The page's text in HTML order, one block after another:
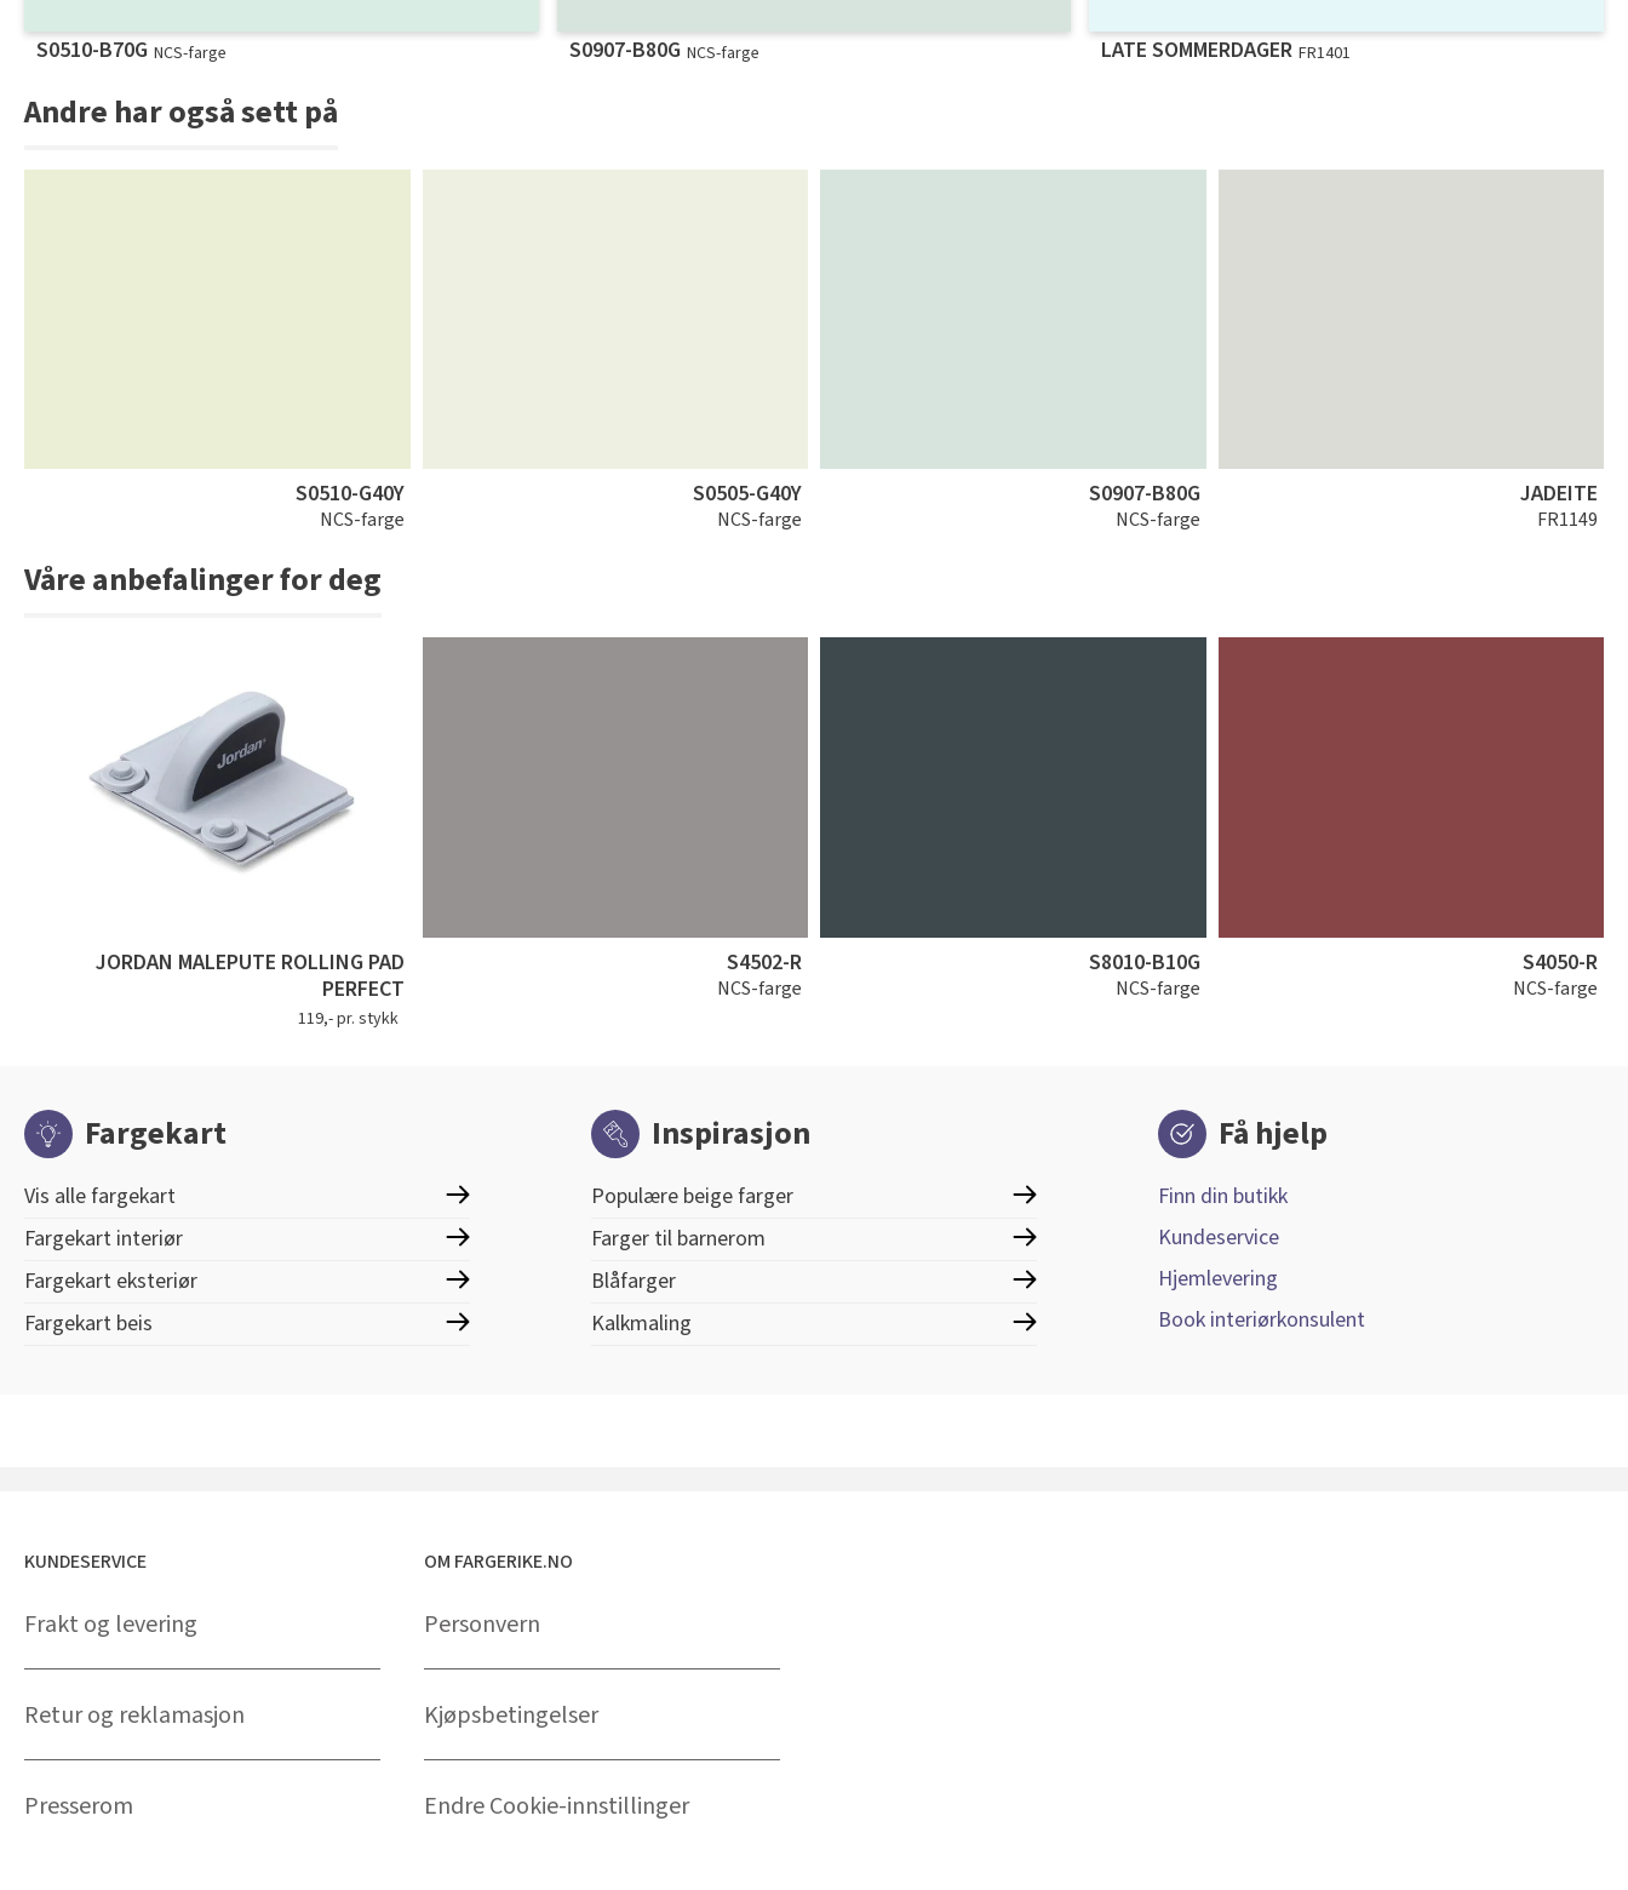
S0510-B70G NCS-farge S0907-B80G NCS-farge LATE SOMMERDAGER FR1401
Andre har også sett på
S0510-G40Y
NCS-farge
S0505-G40Y
NCS-farge
S0907-B80G
NCS-farge
JADEITE
FR1149
Våre anbefalinger for deg
JORDAN MALEPUTE ROLLING PAD
PERFECT
119,- pr. stykk
S4502-R
NCS-farge
S8010-B10G
NCS-farge
S4050-R
NCS-farge
Fargekart
Vis alle fargekart
Fargekart interiør
Fargekart eksteriør
Fargekart beis
Inspirasjon
Populære beige farger
Farger til barnerom
Blåfarger
Kalkmaling
Få hjelp
Finn din butikk
Kundeservice
Hjemlevering
Book interiørkonsulent
KUNDESERVICE
Frakt og levering
Retur og reklamasjon
Presserom
OM FARGERIKE.NO
Personvern
Kjøpsbetingelser
Endre Cookie-innstillinger